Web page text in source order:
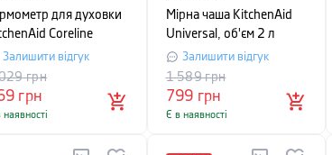
для духовки
Coreline
Залишити відгук
грн
грн
наявності
Мірна чаша KitchenAid
Universal, об'єм 2 л
Залишити відгук
799 грн
1 589грн
Є в наявності